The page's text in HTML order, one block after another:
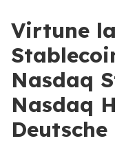
Virtune
Nasdaq
Nasdaq